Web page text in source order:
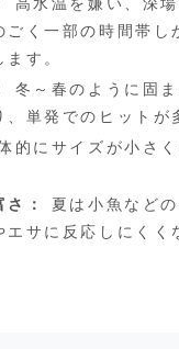
ごく一部の時間帯し
す。
冬～春のように固
、単発でのヒットが
的にサイズが小さ
：
夏は小魚など
エサに反応しにくく